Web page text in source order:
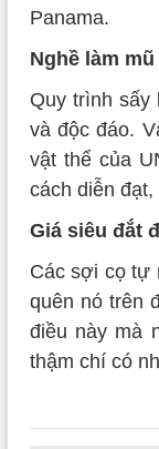
Panama.
Nghề làm
Quy trình sấy
và độc đáo.
vật thể của
cách diễn
Giá siêu đắt
Các sợi cọ tự
quên nó trên
điều này mà
thậm chí có